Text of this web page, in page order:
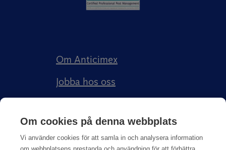
Om Anticimex
Jobba hos oss
Anticimex Försäkringar AB
Om cookies på denna webbplats
Vi använder cookies för att samla in och analysera information